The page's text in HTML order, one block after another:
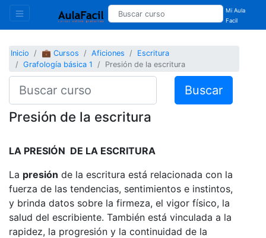
Mi Aula
Facil
Inicio 💼 Cursos Aficiones
Escritura
Grafología básica 1
Presión de la escritura
Buscar
Presión de la escritura
LA PRESIÓN DE LA ESCRITURA
La presión de la escritura está relacionada con la
fuerza de las tendencias, sentimientos e instintos,
y brinda datos sobre la firmeza, el vigor físico, la
salud del escribiente. También está vinculada a la
rapidez, la progresión y la continuidad de la